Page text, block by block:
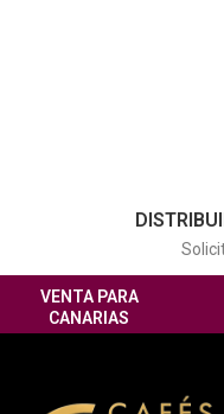
VENTA PARA
CANARIAS